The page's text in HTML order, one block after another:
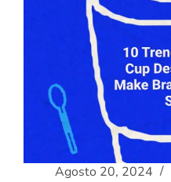
Agosto 20, 2024